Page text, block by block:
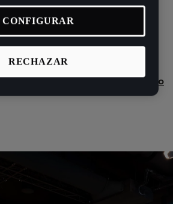
con motor eléctrico que fue creado
en el espacio virtual de CUPRA y que
imaginarán y crearán los automóviles en
el futuro.
Descúbrelo
RECHAZAR
CONFIGURAR